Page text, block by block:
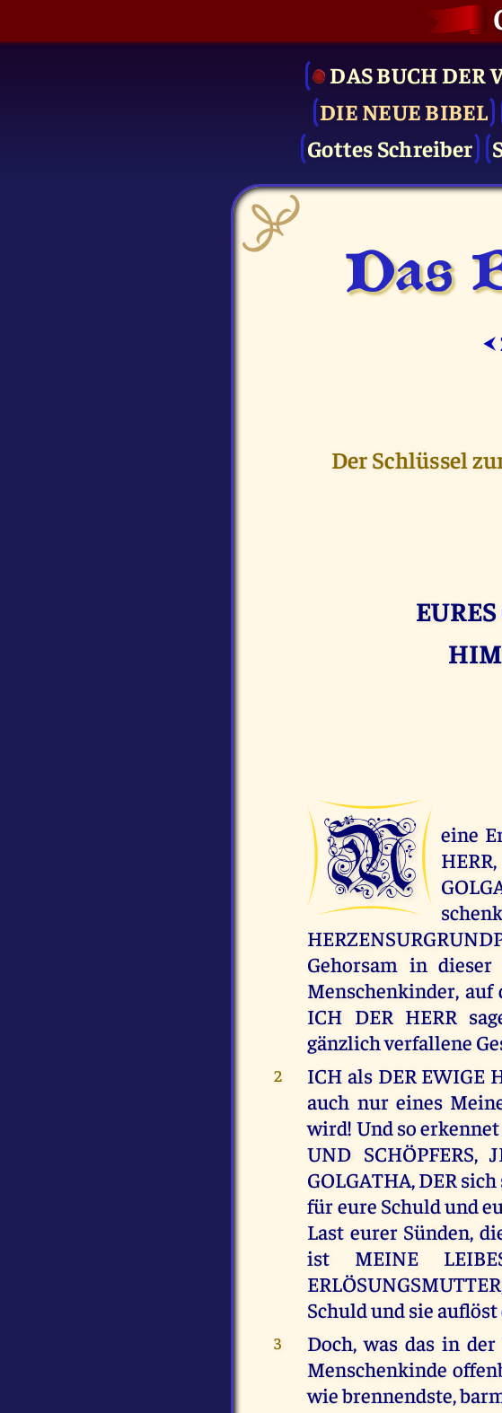
DAS BUCH DER
DIE NEUE BIBEL
Gottes Schreiber
Das
⮜
Der Schlüssel
M
eine
Gehorsam in
Menschenkinder, auf
ICH DER HERR
gänzlich verfallene
2
ICH als DER EWIGE
auch nur eines
wird! Und so
UND SCHÖPFERS,
GOLGATHA, DER
für eure Schuld und
Last eurer Sünden,
ist MEINE
Schuld und sie
3
Doch, was das in
Menschenkinde
wie brennendste,